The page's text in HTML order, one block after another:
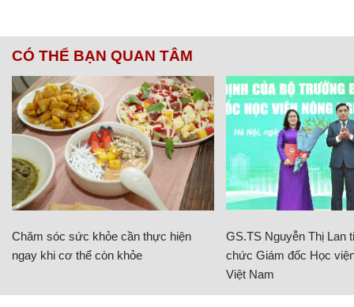
CÓ THỂ BẠN QUAN TÂM
Chăm sóc sức khỏe cần thực hiện
ngay khi cơ thể còn khỏe
GS.TS Nguyễn Thị Lan
chức Giám đốc Học
Việt Nam